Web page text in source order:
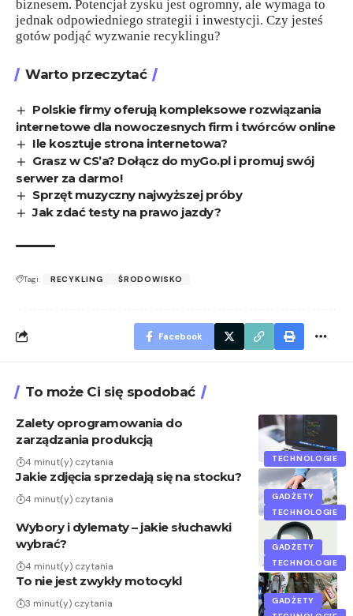
biznesem. Potencjał zysku jest ogromny, ale wymaga to
jednak odpowiedniego strategii i inwestycji. Czy jesteś
gotów podjąć wyzwanie recyklingu?
Warto przeczytać
Polskie firmy oferują kompleksowe rozwiązania
internetowe dla nowoczesnych firm i twórców online
Ile kosztuje strona internetowa?
Grasz w CS’a? Dołącz do myGo.pl i promuj swój
serwer za darmo!
Sprzęt muzyczny najwyższej próby
Jak zdać testy na prawo jazdy?
Tagi: RECYKLING ŚRODOWISKO
Facebook
To może Ci się spodobać
TECHNOLOGIE
Zalety oprogramowania do
zarządzania produkcją
4 minut(y) czytania
GADŻETY
TECHNOLOGIE
Jakie zdjęcia sprzedają się na stocku?
4 minut(y) czytania
GADŻETY
TECHNOLOGIE
Wybory i dylematy – jakie słuchawki
wybrać?
4 minut(y) czytania
GADŻETY
To nie jest zwykły motocykl
3 minut(y) czytania